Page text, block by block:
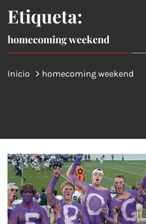
Etiqueta:
homecoming weekend
Inicio homecoming weekend